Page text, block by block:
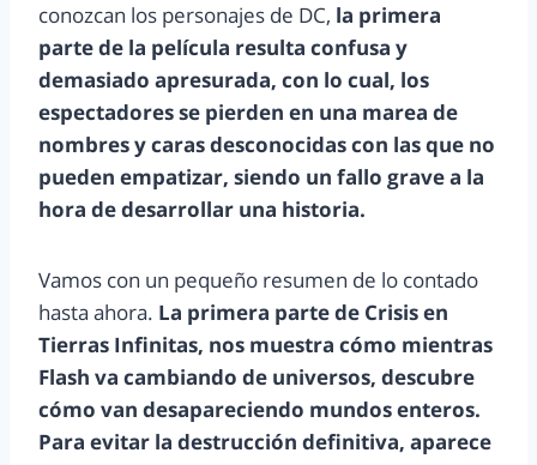
conozcan los personajes de DC, la primera
parte de la película resulta confusa y
demasiado apresurada, con lo cual, los
espectadores se pierden en una marea de
nombres y caras desconocidas con las que no
pueden empatizar, siendo un fallo grave a la
hora de desarrollar una historia.
Vamos con un pequeño resumen de lo contado
hasta ahora. La primera parte de Crisis en
Tierras Infinitas, nos muestra cómo mientras
Flash va cambiando de universos, descubre
cómo van desapareciendo mundos enteros.
Para evitar la destrucción definitiva, aparece